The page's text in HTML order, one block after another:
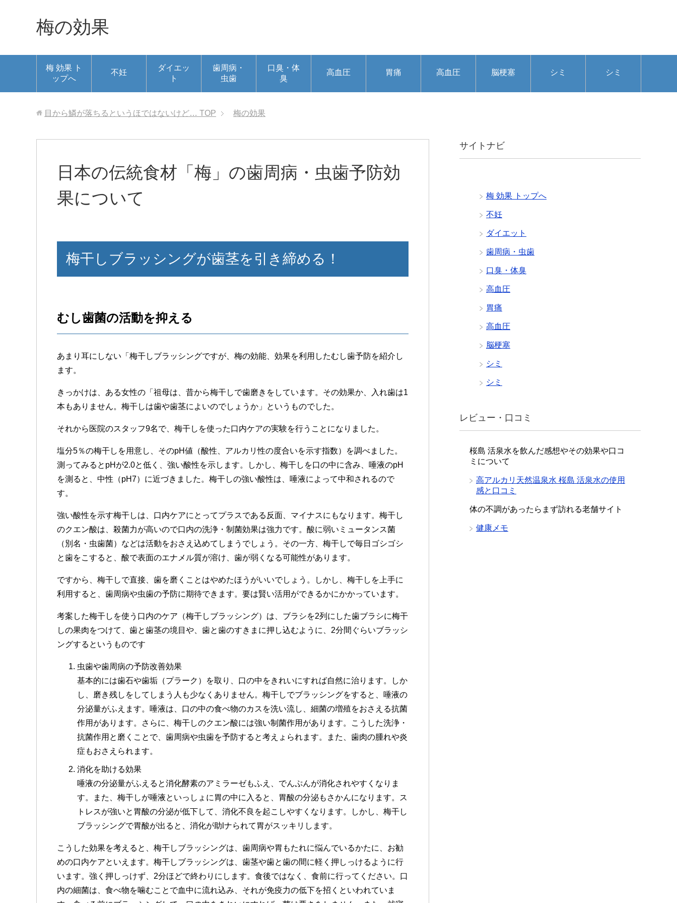
梅の効果
梅 効果 ト
ップへ
不妊
ダイエッ
ト
歯周病・
虫歯
口臭・体
臭
高血圧 胃痛 高血圧 脳梗塞 シミ シミ
目から鱗が落ちるというほではないけど… TOP 梅の効果
日本の伝統食材「梅」の歯周病・虫歯予防効
果について
梅干しブラッシングが歯茎を引き締める！
むし歯菌の活動を抑える
あまり耳にしない「梅干しブラッシングですが、梅の効能、効果を利用したむし歯予防を紹介し
ます。
きっかけは、ある女性の「祖母は、昔から梅干しで歯磨きをしています。その効果か、入れ歯は1
本もありません。梅干しは歯や歯茎によいのでしょうか」というものでした。
それから医院のスタッフ9名で、梅干しを使った口内ケアの実験を行うことになりました。
塩分5％の梅干しを用意し、そのpH値（酸性、アルカリ性の度合いを示す指数）を調べました。
測ってみるとpHが2.0と低く、強い酸性を示します。しかし、梅干しを口の中に含み、唾液のpH
を測ると、中性（pH7）に近づきました。梅干しの強い酸性は、唾液によって中和されるので
す。
強い酸性を示す梅干しは、口内ケアにとってプラスである反面、マイナスにもなります。梅干し
のクエン酸は、殺菌力が高いので口内の洗浄・制菌効果は強力です。酸に弱いミュータンス菌
（別名・虫歯菌）などは活動をおさえ込めてしまうでしょう。その一方、梅干しで毎日ゴシゴシ
と歯をこすると、酸で表面のエナメル質が溶け、歯が弱くなる可能性があります。
ですから、梅干しで直接、歯を磨くことはやめたほうがいいでしょう。しかし、梅干しを上手に
利用すると、歯周病や虫歯の予防に期待できます。要は賢い活用ができるかにかかっています。
考案した梅干しを使う口内のケア（梅干しブラッシング）は、ブラシを2列にした歯ブラシに梅干
しの果肉をつけて、歯と歯茎の境目や、歯と歯のすきまに押し込むように、2分間ぐらいブラッシ
ングするというものです
虫歯や歯周病の予防改善効果
基本的には歯石や歯垢（プラーク）を取り、口の中をきれいにすれば自然に治ります。しか
し、磨き残しをしてしまう人も少なくありません。梅干しでブラッシングをすると、唾液の
分泌量がふえます。唾液は、口の中の食べ物のカスを洗い流し、細菌の増殖をおさえる抗菌
作用があります。さらに、梅干しのクエン酸には強い制菌作用があります。こうした洗浄・
抗菌作用と磨くことで、歯周病や虫歯を予防すると考えょられます。また、歯肉の腫れや炎
症もおさえられます。
消化を助ける効果
唾液の分泌量がふえると消化酵素のアミラーゼもふえ、でんぷんが消化されやすくなりま
す。また、梅干しが唾液といっしょに胃の中に入ると、胃酸の分泌もさかんになります。ス
トレスが強いと胃酸の分泌が低下して、消化不良を起こしやすくなります。しかし、梅干し
ブラッシングで胃酸が出ると、消化が助lナられて胃がスッキリします。
こうした効果を考えると、梅干しブラッシングは、歯周病や胃もたれに悩んでいるかたに、お勧
めの口内ケアといえます。梅干しブラッシングは、歯茎や歯と歯の間に軽く押しっけるように行
います。強く押しっけず、2分ほどで終わりにします。食後ではなく、食前に行ってください。口
内の細菌は、食べ物を噛むことで血中に流れ込み、それが免疫力の低下を招くといわれていま
サイトナビ
梅 効果 トップへ
不妊
ダイエット
歯周病・虫歯
口臭・体臭
高血圧
胃痛
高血圧
脳梗塞
シミ
シミ
レビュー・口コミ
桜島 活泉水を飲んだ感想やその効果や口コ
ミについて
高アルカリ天然温泉水 桜島 活泉水の使用
感と口コミ
体の不調があったらまず訪れる老舗サイト
健康メモ